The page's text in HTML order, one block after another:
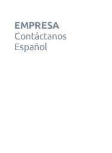
EMPRESA
Contáctanos
Español